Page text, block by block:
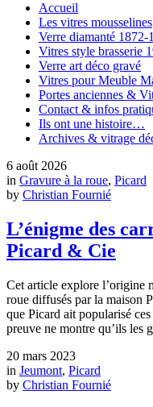
Accueil
Les vitres mousselines
Verre diamanté 1872-
Vitres style brasserie
Verre art déco gravé
Vitres pour Meuble
Portes anciennes &
Contact & infos
Ils ont une histoire…
Archives & vitrage
6 août 2026
in Gravure à la roue, Picard
by Christian Fournié
L’énigme des
Picard & Cie
Cet article explore l’origine
roue diffusés par la maison
que Picard ait popularisé
preuve ne montre qu’ils les
20 mars 2023
in Jeumont, Picard
by Christian Fournié